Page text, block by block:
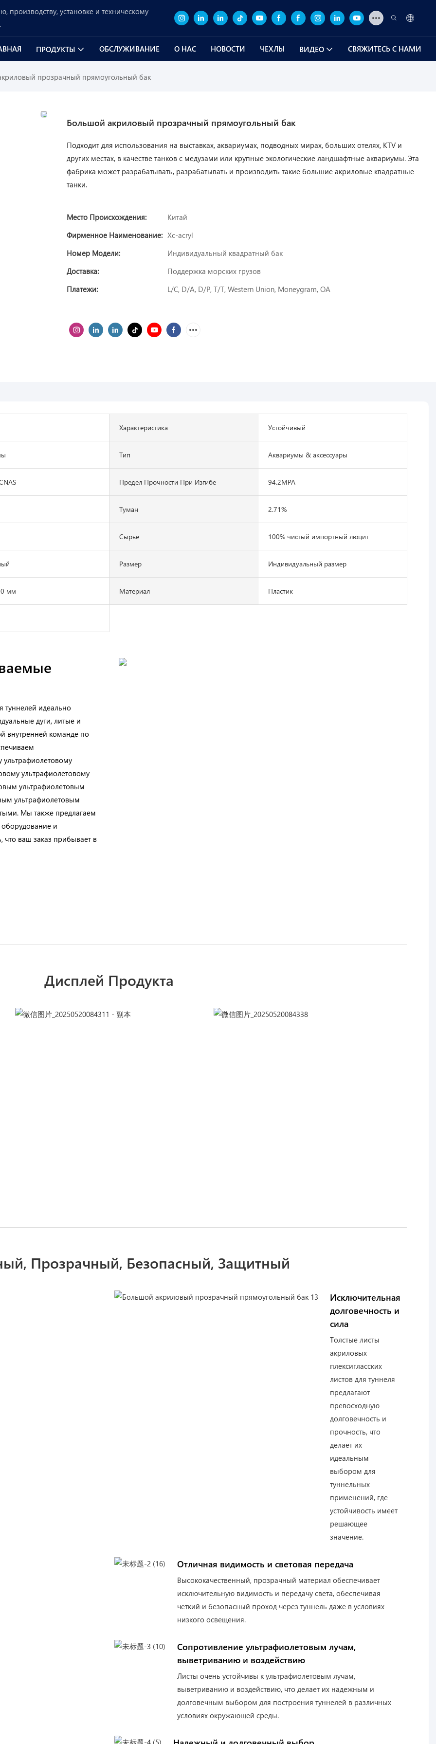
производству, установке и техническому
ПРОДУКТЫ ОБСЛУЖИВАНИЕ О НАС НОВОСТИ ЧЕХЛЫ ВИДЕО СВЯЖИТЕСЬ С НАМИ
прозрачный прямоугольный бак
Большой акриловый прозрачный прямоугольный бак
Подходит для использования на выставках, аквариумах, подводных мирах, больших отелях, KTV и
других местах, в качестве танков с медузами или крупные экологические ландшафтные аквариумы. Эта
фабрика может разрабатывать, разрабатывать и производить такие большие акриловые квадратные
танки.
Место Происхождения:
Китай
Фирменное Наименование: Xc-acryl
Номер Модели:
Индивидуальный квадратный бак
Доставка:
Поддержка морских грузов
Платежи:
L/C, D/A, D/P, T/T, Western Union, Moneygram, OA
Характеристика Устойчивый
Тип Аквариумы & аксессуары
Предел Прочности При Изгибе 94.2MPA
Туман 2.71%
Сырье 100% чистый импортный люцит
Размер Индивидуальный размер
мм Материал Пластик
туннелей идеально
дуги, литые и
внутренней команде по
ультрафиолетовому
ультрафиолетовому
ультрафиолетовым
ультрафиолетовым
Мы также предлагаем
оборудование и
что ваш заказ прибывает в
Дисплей Продукта
Прозрачный, Безопасный, Защитный
Исключительная
долговечность и
сила
Толстые листы
акриловых
плексигласских
листов для туннеля
предлагают
превосходную
долговечность и
прочность, что
делает их
идеальным
выбором для
туннельных
применений, где
устойчивость имеет
решающее
значение.
Отличная видимость и световая передача
Высококачественный, прозрачный материал обеспечивает
исключительную видимость и передачу света, обеспечивая
четкий и безопасный проход через туннель даже в условиях
низкого освещения.
Сопротивление ультрафиолетовым лучам,
выветриванию и воздействию
Листы очень устойчивы к ультрафиолетовым лучам,
выветриванию и воздействию, что делает их надежным и
долговечным выбором для построения туннелей в различных
условиях окружающей среды.